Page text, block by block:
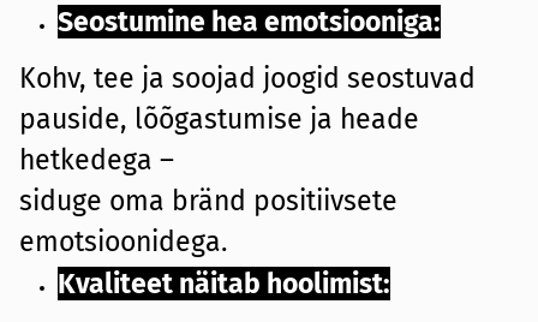
Seostumine hea emotsiooniga:
Kohv, tee ja soojad joogid seostuvad
pauside, lõõgastumise ja heade
hetkedega –
siduge oma bränd positiivsete
emotsioonidega.
Kvaliteet näitab hoolimist: